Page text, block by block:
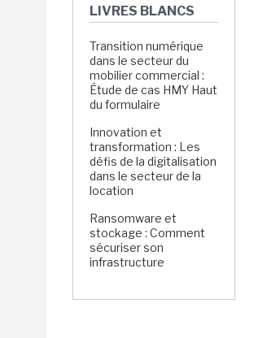
LIVRES BLANCS
Transition numérique
dans le secteur du
mobilier commercial :
Étude de cas HMY Haut
du formulaire
Innovation et
transformation : Les
défis de la digitalisation
dans le secteur de la
location
Ransomware et
stockage : Comment
sécuriser son
infrastructure